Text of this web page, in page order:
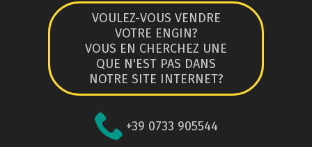
VOULEZ-VOUS VENDRE
VOTRE ENGIN?
VOUS EN CHERCHEZ UNE
QUE N'EST PAS DANS
NOTRE SITE INTERNET?
+39 0733 905544